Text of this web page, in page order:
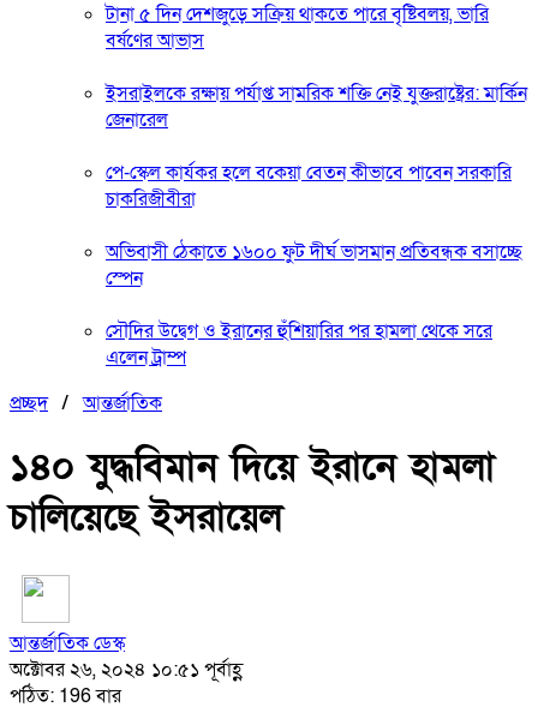
টানা ৫ দিন দেশজুড়ে সক্রিয় থাকতে পারে বৃষ্টিবলয়, ভারি
বর্ষণের আভাস
ইসরাইলকে রক্ষায় পর্যাপ্ত সামরিক শক্তি নেই যুক্তরাষ্ট্রের: মার্কিন
জেনারেল
পে-স্কেল কার্যকর হলে বকেয়া বেতন কীভাবে পাবেন সরকারি
চাকরিজীবীরা
অভিবাসী ঠেকাতে ১৬০০ ফুট দীর্ঘ ভাসমান প্রতিবন্ধক বসাচ্ছে
স্পেন
সৌদির উদ্বেগ ও ইরানের হুঁশিয়ারির পর হামলা থেকে সরে
এলেন ট্রাম্প
প্রচ্ছদ/আন্তর্জাতিক
১৪০ যুদ্ধবিমান দিয়ে ইরানে হামলা
চালিয়েছে ইসরায়েল
আন্তর্জাতিক ডেস্ক
অক্টোবর ২৬, ২০২৪ ১০:৫১ পূর্বাহ্ণ
পঠিত: 196 বার